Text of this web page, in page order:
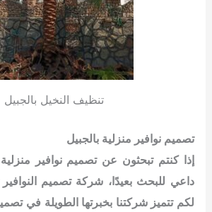
تنظيف النخيل بالجبيل
تصميم نوافير منزلية بالجبيل
إذا كنتم تبحثون عن تصميم نوافير
داعي للبحث بعيدًا، شركة تصميم النوافير
لكمتتميز شركتنا بخبرتها الطويلة في